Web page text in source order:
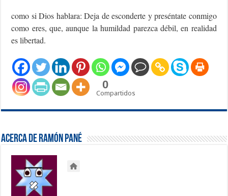
como si Dios hablara: Deja de esconderte y preséntate conmigo
como eres, que, aunque la humildad parezca débil, en realidad
es libertad.
0
Compartidos
Acerca de Ramón Pané